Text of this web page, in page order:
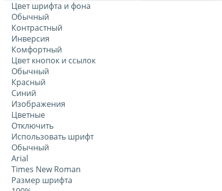
Цвет шрифта и фона
Обычный
Контрастный
Инверсия
Комфортный
Цвет кнопок и ссылок
Обычный
Красный
Синий
Изображения
Цветные
Отключить
Использовать шрифт
Обычный
Arial
Times New Roman
Размер шрифта